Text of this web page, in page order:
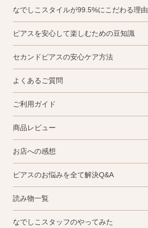
なでしこスタイルが99.5%にこだわる理由
ピアスを安心して楽しむための豆知識
セカンドピアスの安心ケア方法
よくあるご質問
ご利用ガイド
商品レビュー
お店への感想
ピアスのお悩みを全て解決Q&A
読み物一覧
なでしこスタッフのやってみた